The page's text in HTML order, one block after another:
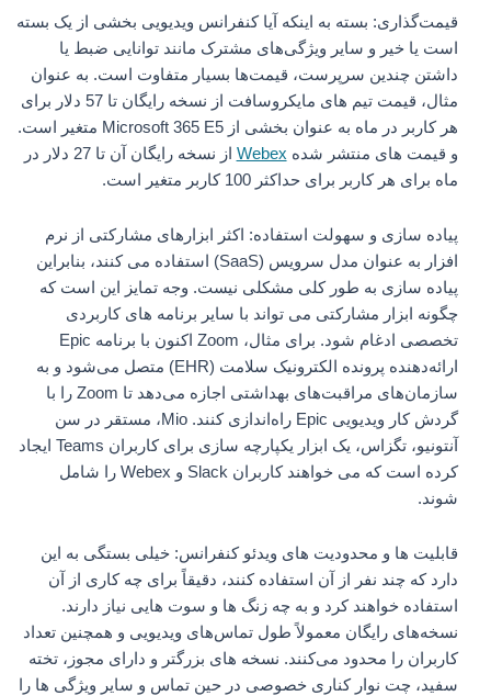
قیمت‌گذاری: بسته به اینکه آیا کنفرانس ویدیویی بخشی از یک بسته
است یا خیر و سایر ویژگی‌های مشترک مانند توانایی ضبط یا
داشتن چندین سرپرست، قیمت‌ها بسیار متفاوت است. به عنوان
مثال، قیمت تیم های مایکروسافت از نسخه رایگان تا 57 دلار برای
هر کاربر در ماه به عنوان بخشی از Microsoft 365 E5 متغیر است.
و قیمت های منتشر شدهWebex
از نسخه رایگان آن تا 27 دلار در
ماه برای هر کاربر برای حداکثر 100 کاربر متغیر است.
پیاده سازی و سهولت استفاده: اکثر ابزارهای مشارکتی از نرم
افزار به عنوان مدل سرویس (SaaS) استفاده می کنند، بنابراین
پیاده سازی به طور کلی مشکلی نیست. وجه تمایز این است که
چگونه ابزار مشارکتی می تواند با سایر برنامه های کاربردی
تخصصی ادغام شود. برای مثال، Zoom اکنون با برنامه Epic
ارائه‌دهنده پرونده الکترونیک سلامت (EHR) متصل می‌شود و به
سازمان‌های مراقبت‌های بهداشتی اجازه می‌دهد تا Zoom را با
گردش کار ویدیویی Epic راه‌اندازی کنند. Mio، مستقر در سن
آنتونیو، تگزاس، یک ابزار یکپارچه سازی برای کاربران Teams ایجاد
کرده است که می خواهند کاربران Slack و Webex را شامل
شوند.
قابلیت ها و محدودیت های ویدئو کنفرانس: خیلی بستگی به این
دارد که چند نفر از آن استفاده کنند، دقیقاً برای چه کاری از آن
استفاده خواهند کرد و به چه زنگ ها و سوت هایی نیاز دارند.
نسخه‌های رایگان معمولاً طول تماس‌های ویدیویی و همچنین تعداد
کاربران را محدود می‌کنند. نسخه های بزرگتر و دارای مجوز، تخته
سفید، چت نوار کناری خصوصی در حین تماس و سایر ویژگی ها را